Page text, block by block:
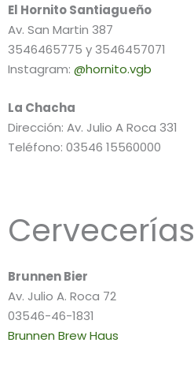
El Hornito Santiagueño
Av. San Martin 387
3546465775 y 3546457071
Instagram: @hornito.vgb
La Chacha
Dirección: Av. Julio A Roca 331
Teléfono: 03546 15560000
Cervecerías
Brunnen Bier
Av. Julio A. Roca 72
03546-46-1831
Brunnen Brew Haus